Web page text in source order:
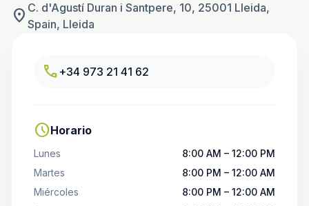
location_on C. d'Agustí Duran i Santpere, 10, 25001 Lleida,
Spain, Lleida
call +34 973 21 41 62
scheduleHorario
Lunes
8:00 AM – 12:00 PM
Martes
8:00 PM – 12:00 AM
Miércoles
8:00 PM – 12:00 AM